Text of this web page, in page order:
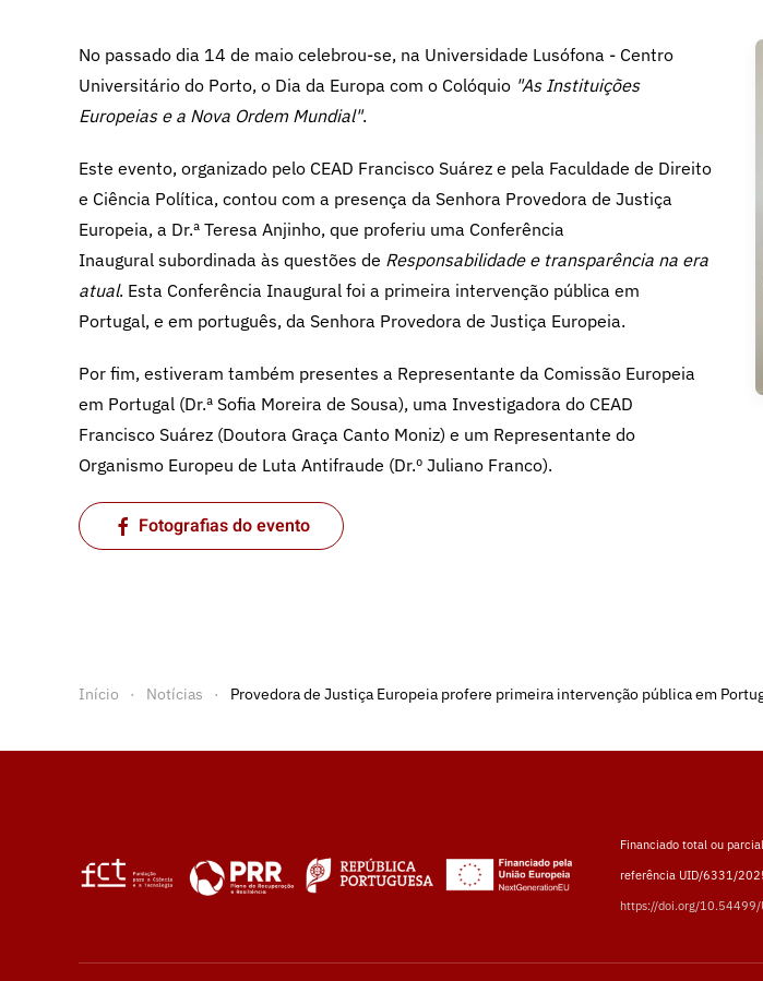
No passado dia 14 de maio celebrou-se, na Universidade Lusófona - Centro
Universitário do Porto, o Dia da Europa com o Colóquio "As Instituições
Europeias e a Nova Ordem Mundial".
Este evento, organizado pelo CEAD Francisco Suárez e pela Faculdade de Direito
e Ciência Política, contou com a presença da Senhora Provedora de Justiça
Europeia, a Dr.ª Teresa Anjinho, que proferiu uma Conferência
Inaugural subordinada às questões de Responsabilidade e transparência na era
atual. Esta Conferência Inaugural foi a primeira intervenção pública em
Portugal, e em português, da Senhora Provedora de Justiça Europeia.
Por fim, estiveram também presentes a Representante da Comissão Europeia
em Portugal (Dr.ª Sofia Moreira de Sousa), uma Investigadora do CEAD
Francisco Suárez (Doutora Graça Canto Moniz) e um Representante do
Organismo Europeu de Luta Antifraude (Dr.º Juliano Franco).
Fotografias do evento
Início Notícias Provedora de Justiça Europeia profere primeira intervenção pública em
Financiado total ou
referência UID/6331/
https://doi.org/